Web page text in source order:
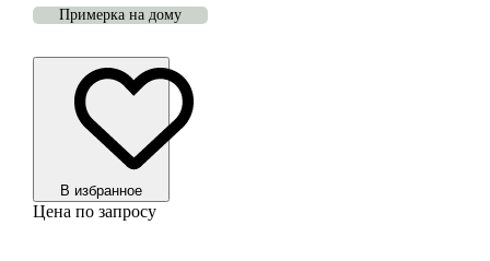
Примерка на дому
В избранноe
Цена по запросу